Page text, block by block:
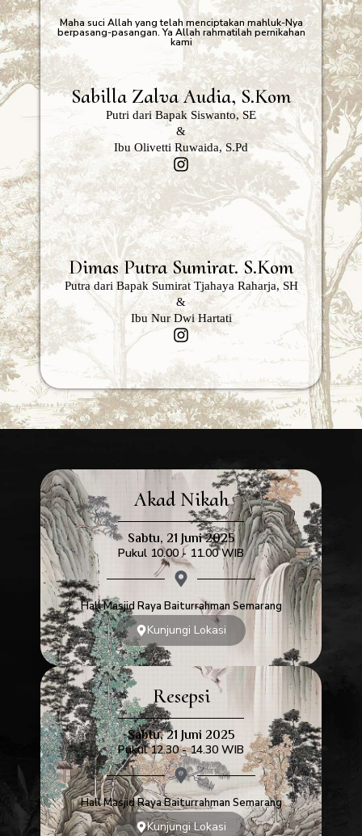
Maha suci Allah yang telah menciptakan mahluk-Nya
berpasang-pasangan. Ya Allah rahmatilah pernikahan
kami
Sabilla Zalva Audia, S.Kom
Putri dari Bapak Siswanto, SE
&
Ibu Olivetti Ruwaida, S.Pd
Dimas Putra Sumirat. S.Kom
Putra dari Bapak Sumirat Tjahaya Raharja, SH
&
Ibu Nur Dwi Hartati
Akad Nikah
Sabtu, 21 Juni 2025
Pukul 10.00 - 11.00 WIB
Hall Masjid Raya Baiturrahman Semarang
Kunjungi Lokasi
Resepsi
Sabtu, 21 Juni 2025
Pukul 12.30 - 14.30 WIB
Hall Masjid Raya Baiturrahman Semarang
Kunjungi Lokasi